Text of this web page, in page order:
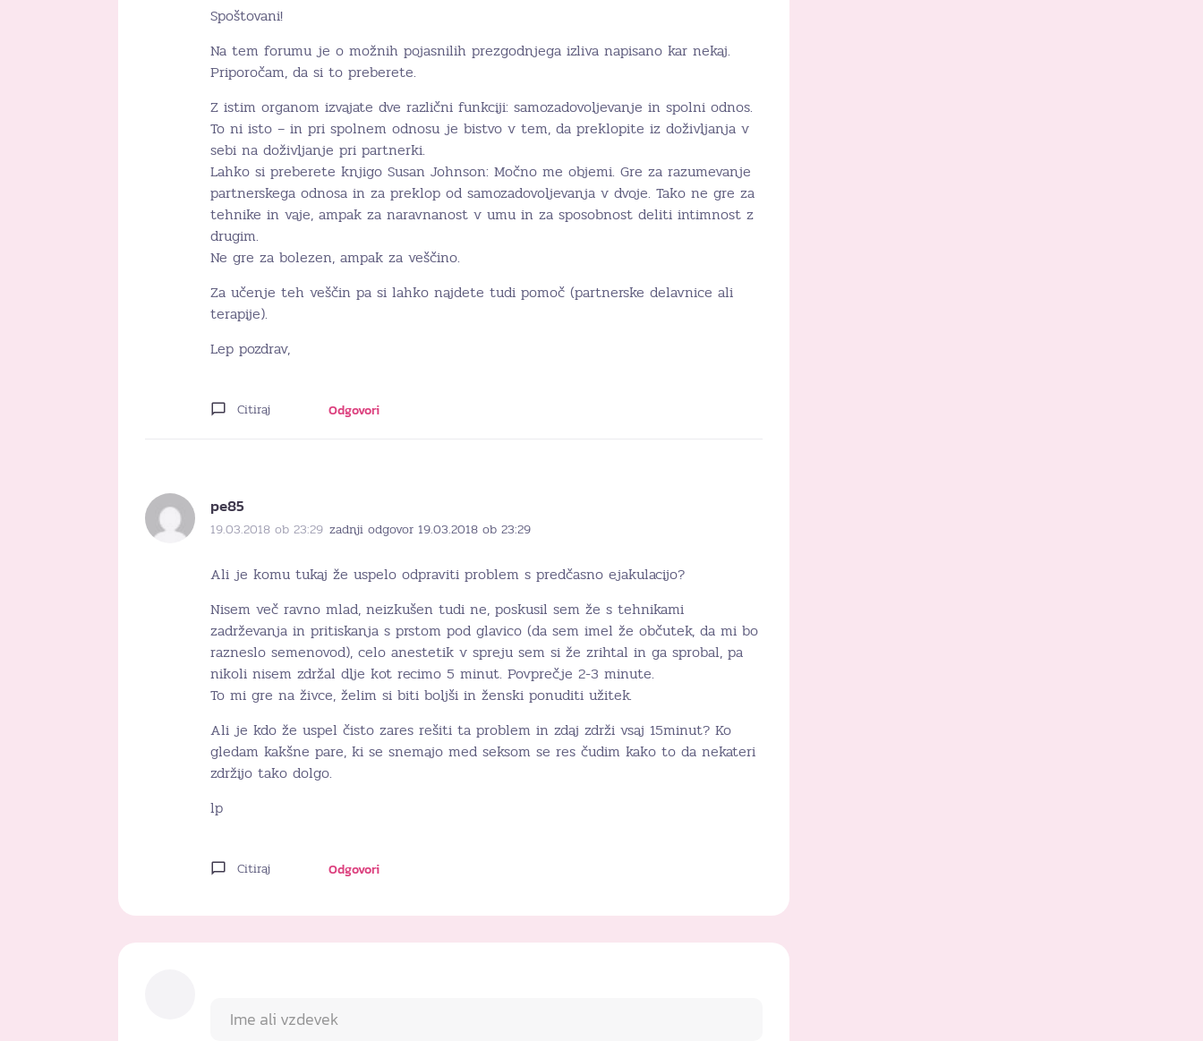
Spoštovani!
Na tem forumu je o možnih pojasnilih prezgodnjega izliva napisano kar nekaj.
Priporočam, da si to preberete.
Z istim organom izvajate dve različni funkciji: samozadovoljevanje in spolni odnos.
To ni isto – in pri spolnem odnosu je bistvo v tem, da preklopite iz doživljanja v
sebi na doživljanje pri partnerki.
Lahko si preberete knjigo Susan Johnson: Močno me objemi. Gre za razumevanje
partnerskega odnosa in za preklop od samozadovoljevanja v dvoje. Tako ne gre za
tehnike in vaje, ampak za naravnanost v umu in za sposobnost deliti intimnost z
drugim.
Ne gre za bolezen, ampak za veščino.
Za učenje teh veščin pa si lahko najdete tudi pomoč (partnerske delavnice ali
terapije).
Lep pozdrav,
Citiraj Odgovori
pe85
19.03.2018 ob 23:29 zadnji odgovor 19.03.2018 ob 23:29
Ali je komu tukaj že uspelo odpraviti problem s predčasno ejakulacijo?
Nisem več ravno mlad, neizkušen tudi ne, poskusil sem že s tehnikami
zadrževanja in pritiskanja s prstom pod glavico (da sem imel že občutek, da mi bo
razneslo semenovod), celo anestetik v spreju sem si že zrihtal in ga sprobal, pa
nikoli nisem zdržal dlje kot recimo 5 minut. Povprečje 2-3 minute.
To mi gre na živce, želim si biti boljši in ženski ponuditi užitek.
Ali je kdo že uspel čisto zares rešiti ta problem in zdaj zdrži vsaj 15minut? Ko
gledam kakšne pare, ki se snemajo med seksom se res čudim kako to da nekateri
zdržijo tako dolgo.
lp
Citiraj Odgovori